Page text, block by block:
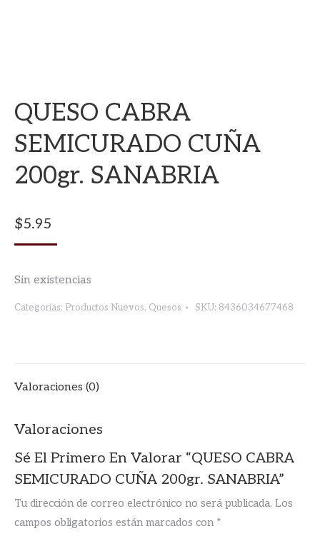
QUESO CABRA
SEMICURADO CUÑA
200gr. SANABRIA
$5.95
Sin existencias
Categorías: Productos Nuevos, Quesos SKU: 8436034677468
Valoraciones (0)
Valoraciones
Sé El Primero En Valorar “QUESO CABRA
SEMICURADO CUÑA 200gr. SANABRIA”
Tu dirección de correo electrónico no será publicada. Los
campos obligatorios están marcados con *